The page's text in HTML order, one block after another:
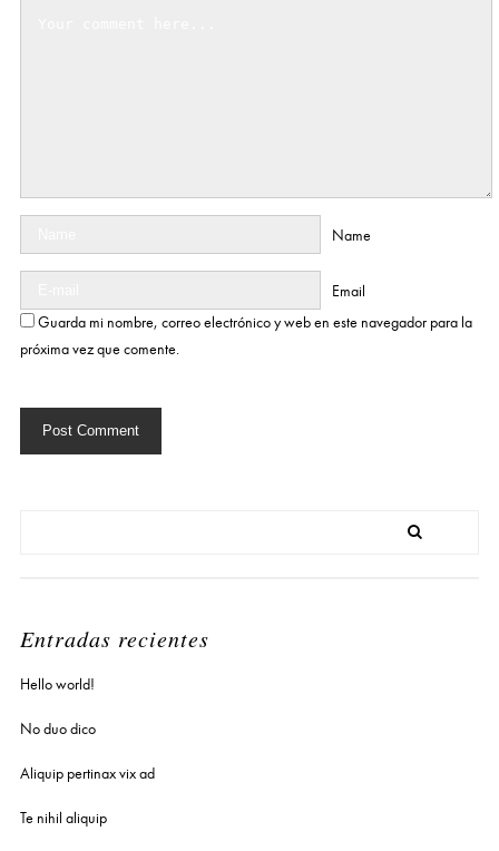
Name
Email
Guarda mi nombre, correo electrónico y web en este navegador para la
próxima vez que comente.
Entradas recientes
Hello world!
No duo dico
Aliquip pertinax vix ad
Te nihil aliquip